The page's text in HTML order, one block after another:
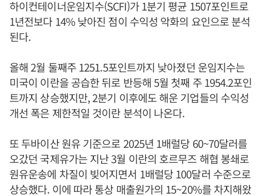
하이컨테이너운임지수(SCFI)가 1분기 평균 1507포인트로
1년전보다 14% 낮아진 점이 수익성 악화의 요인으로 분석
된다.
올해 2월 둘째주 1251.5포인트까지 낮아졌던 운임지수는
미국이 이란을 공습한 뒤로 반등해 5월 첫째 주 1954.2포인
트까지 상승했지만, 2분기 이후에도 해운 기업들의 수익성
개선 폭은 제한적일 것이란 분석이 나온다.
또 두바이산 원유 기준으로 2025년 1배럴당 60~70달러를
오갔던 국제유가는 지난 3월 이란의 호르무즈 해협 봉쇄로
원유운송에 차질이 빚어지면서 1배럴당 100달러 수준으로
상승했다. 이에 따라 통상 매출원가의 15~20%를 차지해왔